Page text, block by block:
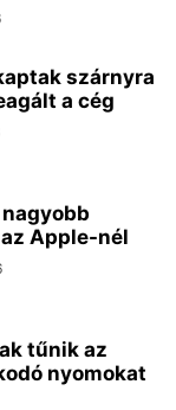
szárnyra
a cég
Apple-nél
tűnik az
nyomokat